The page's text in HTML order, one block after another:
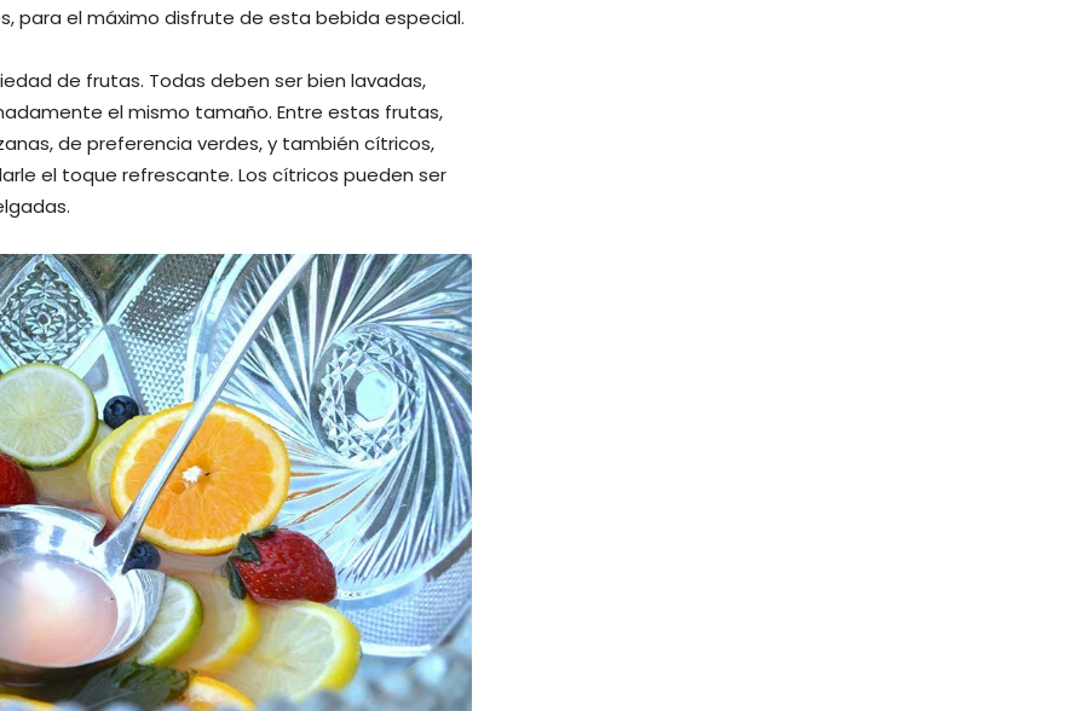
para el máximo disfrute de esta bebida especial.
de frutas. Todas deben ser bien lavadas,
el mismo tamaño. Entre estas frutas,
de preferencia verdes, y también cítricos,
el toque refrescante. Los cítricos pueden ser